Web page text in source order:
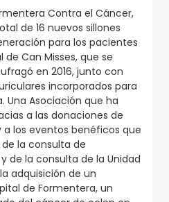
Contra el Cáncer,
de 16 nuevos sillones
para los pacientes
Can Misses, que se
en 2016, junto con
incorporados para
Una Asociación que ha
a las donaciones de
a los eventos benéficos que
la consulta de
de la consulta de la Unidad
adquisición de un
de Formentera, un